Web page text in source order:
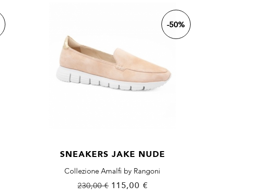
SNEAKERS JAKE NUDE
Collezione Amalfi by Rangoni
Prezzo
230,00 € Prezzo
115,00 €
-50%